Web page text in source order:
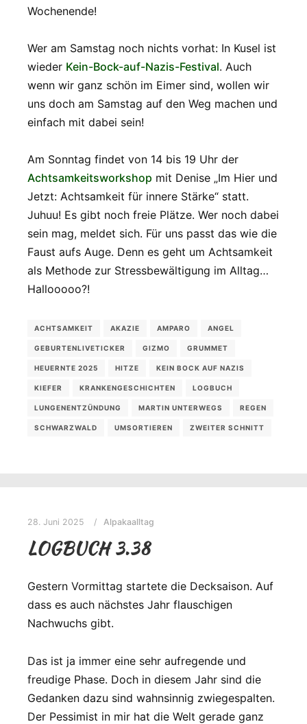
Wochenende!
Wer am Samstag noch nichts vorhat: In Kusel ist
wieder Kein-Bock-auf-Nazis-Festival. Auch
wenn wir ganz schön im Eimer sind, wollen wir
uns doch am Samstag auf den Weg machen und
einfach mit dabei sein!
Am Sonntag findet von 14 bis 19 Uhr der
Achtsamkeitsworkshop mit Denise „Im Hier und
Jetzt: Achtsamkeit für innere Stärke“ statt.
Juhuu! Es gibt noch freie Plätze. Wer noch dabei
sein mag, meldet sich. Für uns passt das wie die
Faust aufs Auge. Denn es geht um Achtsamkeit
als Methode zur Stressbewältigung im Alltag…
Hallooooo?!
ACHTSAMKEIT AKAZIE AMPARO ANGEL
GEBURTENLIVETICKER GIZMO GRUMMET
HEUERNTE 2025 HITZE KEIN BOCK AUF NAZIS
KIEFER KRANKENGESCHICHTEN LOGBUCH
LUNGENENTZÜNDUNG MARTIN UNTERWEGS REGEN
SCHWARZWALD UMSORTIEREN ZWEITER SCHNITT
28. Juni 2025 Alpakaalltag
LOGBUCH 3.38
Gestern Vormittag startete die Decksaison. Auf
dass es auch nächstes Jahr flauschigen
Nachwuchs gibt.
Das ist ja immer eine sehr aufregende und
freudige Phase. Doch in diesem Jahr sind die
Gedanken dazu sind wahnsinnig zwiegespalten.
Der Pessimist in mir hat die Welt gerade ganz